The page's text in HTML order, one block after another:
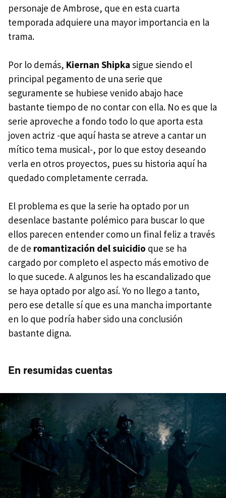
personaje de Ambrose, que en esta cuarta
temporada adquiere una mayor importancia en la
trama.
Por lo demás, Kiernan Shipka sigue siendo el
principal pegamento de una serie que
seguramente se hubiese venido abajo hace
bastante tiempo de no contar con ella. No es que la
serie aproveche a fondo todo lo que aporta esta
joven actriz -que aquí hasta se atreve a cantar un
mítico tema musical-, por lo que estoy deseando
verla en otros proyectos, pues su historia aquí ha
quedado completamente cerrada.
El problema es que la serie ha optado por un
desenlace bastante polémico para buscar lo que
ellos parecen entender como un final feliz a través
de de romantización del suicidio que se ha
cargado por completo el aspecto más emotivo de
lo que sucede. A algunos les ha escandalizado que
se haya optado por algo así. Yo no llego a tanto,
pero ese detalle sí que es una mancha importante
en lo que podría haber sido una conclusión
bastante digna.
En resumidas cuentas